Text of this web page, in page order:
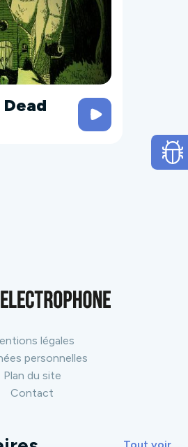
légales
personnelles
Plan du site
Contact